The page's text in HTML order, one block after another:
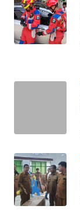
WN
NTT
PAPUA
BARAT
WN
RIAU